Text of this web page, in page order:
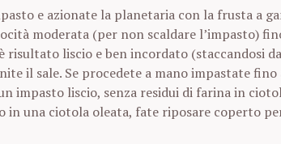
e azionate la planetaria con la frusta a
moderata (per non scaldare l’impasto)
risultato liscio e ben incordato (staccandosi
il sale. Se procedete a mano impastate fino
impasto liscio, senza residui di farina in
in una ciotola oleata, fate riposare coperto